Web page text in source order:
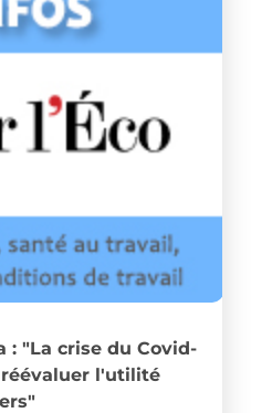
: "La crise du Covid-
réévaluer l'utilité